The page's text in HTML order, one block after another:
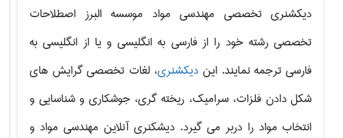
دیکشنری تخصصی مهندسی مواد موسسه البرز اصطلاحات
تخصصی رشته خود را از فارسی به انگلیسی و یا از انگلیسی به
فارسی ترجمه نمایند. ایندیکشنری، لغات تخصصی گرایش های
شکل دادن فلزات، سرامیک، ریخته گری، جوشکاری و شناسایی و
انتخاب مواد را دربر می گیرد. دیشکنری آنلاین مهندسی مواد و